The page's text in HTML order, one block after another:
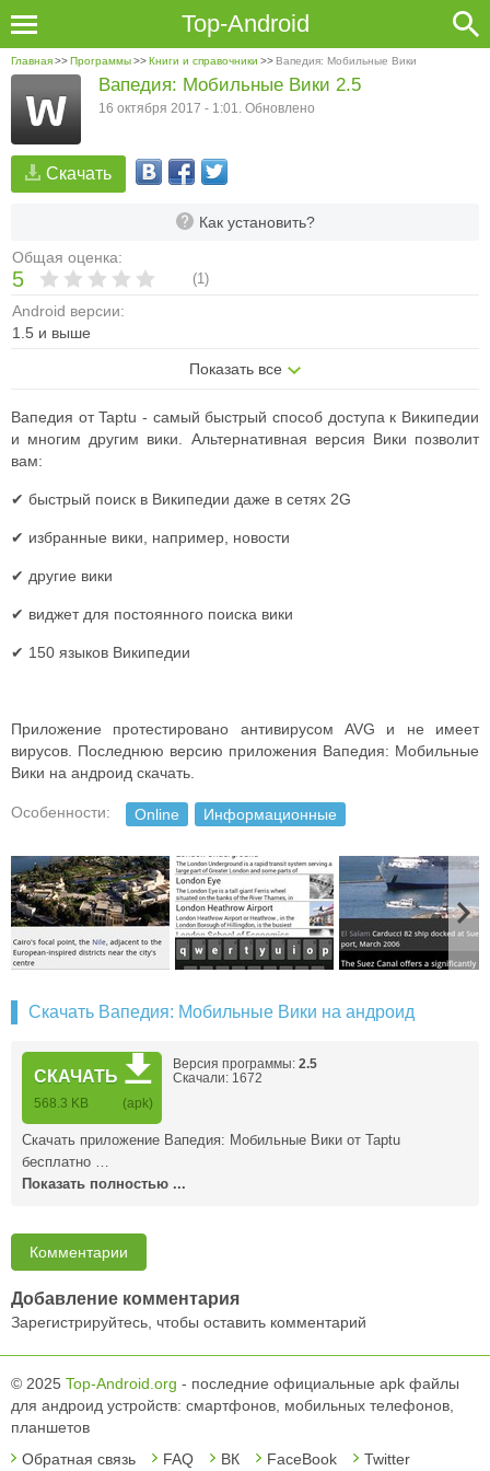
Top-Android
Главная>>Программы>>Книги и справочники >> Вапедия: Мобильные Вики
Скачать
Как установить?
Общая оценка:
5 (1)
Android версии:
1.5 и выше
Показать все
Вапедия: Мобильные Вики 2.5
16 октября 2017 - 1:01. Обновлено
Вапедия от Taptu - самый быстрый способ доступа к Википедии
и многим другим вики. Альтернативная версия Вики позволит
вам:
✔ быстрый поиск в Википедии даже в сетях 2G
✔ избранные вики, например, новости
✔ другие вики
✔ виджет для постоянного поиска вики
✔ 150 языков Википедии
Приложение протестировано антивирусом AVG и не имеет
вирусов. Последнюю версию приложения Вапедия: Мобильные
Вики на андроид скачать.
Особенности: Online Информационные
Скачать Вапедия: Мобильные Вики на андроид
СКАЧАТЬ
568.3 KB (apk)
Версия программы: 2.5
Скачали: 1672
Скачать приложение Вапедия: Мобильные Вики от Taptu
бесплатно …
Показать полностью ...
Комментарии
Добавление комментария
Зарегистрируйтесь, чтобы оставить комментарий
© 2025 Top-Android.org - последние официальные apk файлы
для андроид устройств: смартфонов, мобильных телефонов,
планшетов
Обратная связь
FAQ ВК FaceBook Twitter